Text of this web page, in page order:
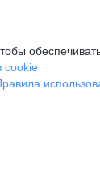
cookie